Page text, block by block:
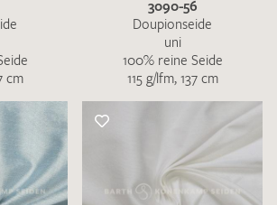
cm
3090-56
Doupionseide
uni
100% reine Seide
115 g/lfm, 137 cm